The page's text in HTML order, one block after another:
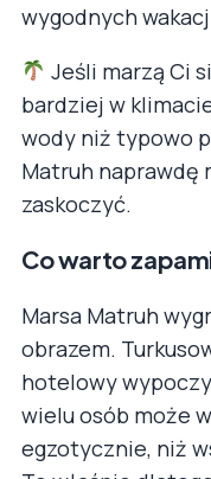
wygodnych
Jeśli marzą Ci
bardziej w
wody niż typowo
Matruh naprawdę
zaskoczyć.
Co warto
Marsa Matruh
obrazem.
hotelowy
wielu osób może
egzotycznie, niż